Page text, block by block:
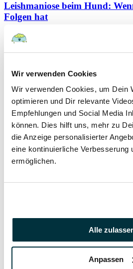
Wir verwenden Cookies
Wir verwenden Cookies, um Dein
optimieren und Dir relevante
Empfehlungen und Social Media
können. Dies hilft uns, mehr zu
die Anzeige personalisierter
eine kontinuierliche Verbesserung
ermöglichen.
Alle
Anpassen
Leishmaniose beim Hund:
Folgen hat
Hunde
22 August 2022
Hundefutter und Wasser im
besonders geachtet werden?
Hunde
17 August 2022
Was dürfen Katzen nicht essen?
Katzen
Vitamin B für den Hund: Für
Hunde